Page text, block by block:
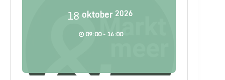
18 oktober 2026
09:00 - 16:00